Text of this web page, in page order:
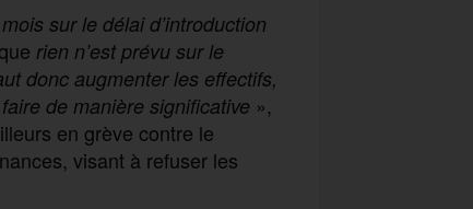
sur le délai d’introduction
rien n’est prévu sur le
donc augmenter les effectifs,
de manière significative»,
en grève contre le
visant à refuser les